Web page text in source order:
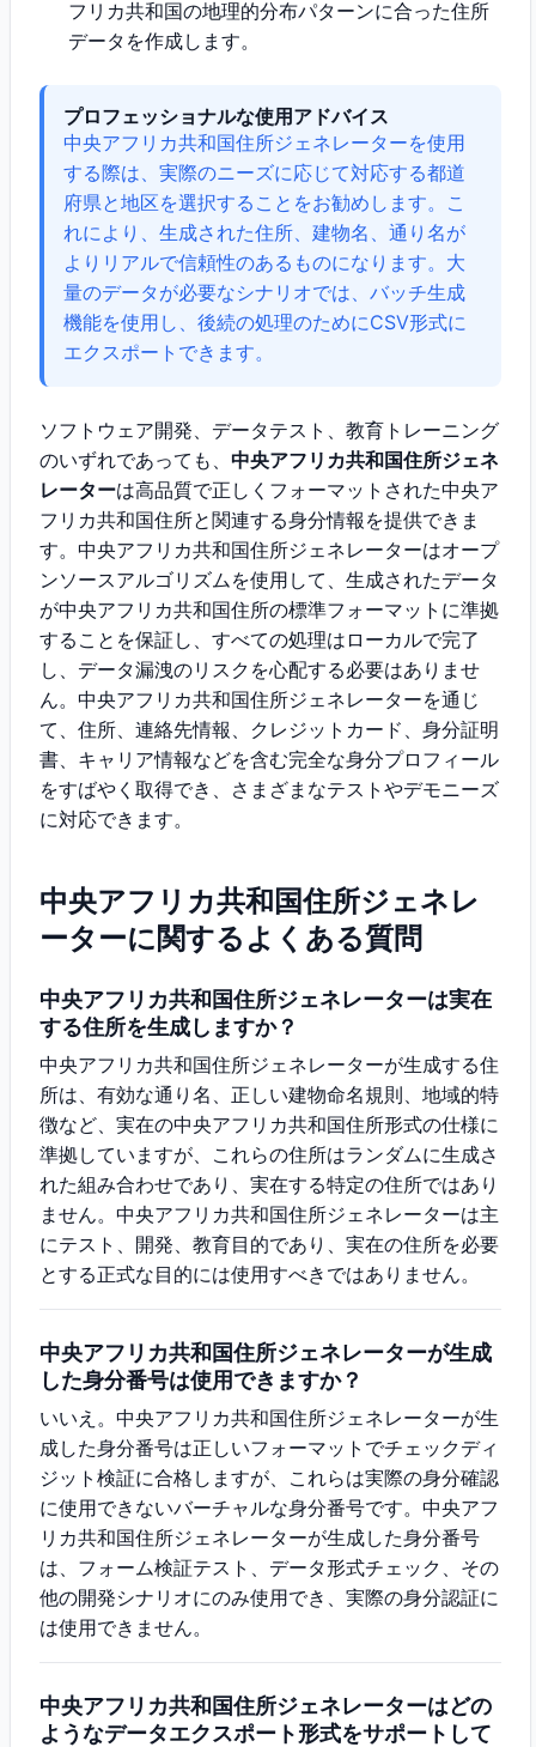
フリカ共和国の地理的分布パターンに合った住所
データを作成します。
プロフェッショナルな使用アドバイス
中央アフリカ共和国住所ジェネレーターを使用
する際は、実際のニーズに応じて対応する都道
府県と地区を選択することをお勧めします。こ
れにより、生成された住所、建物名、通り名が
よりリアルで信頼性のあるものになります。大
量のデータが必要なシナリオでは、バッチ生成
機能を使用し、後続の処理のためにCSV形式に
エクスポートできます。
ソフトウェア開発、データテスト、教育トレーニング
のいずれであっても、 中央アフリカ共和国住所ジェネ
レーターは高品質で正しくフォーマットされた中央ア
フリカ共和国住所と関連する身分情報を提供できま
す。中央アフリカ共和国住所ジェネレーターはオープ
ンソースアルゴリズムを使用して、生成されたデータ
が中央アフリカ共和国住所の標準フォーマットに準拠
することを保証し、すべての処理はローカルで完了
し、データ漏洩のリスクを心配する必要はありませ
ん。中央アフリカ共和国住所ジェネレーターを通じ
て、住所、連絡先情報、クレジットカード、身分証明
書、キャリア情報などを含む完全な身分プロフィール
をすばやく取得でき、さまざまなテストやデモニーズ
に対応できます。
中央アフリカ共和国住所ジェネレ
ーターに関するよくある質問
中央アフリカ共和国住所ジェネレーターは実在
する住所を生成しますか？
中央アフリカ共和国住所ジェネレーターが生成する住
所は、有効な通り名、正しい建物命名規則、地域的特
徴など、実在の中央アフリカ共和国住所形式の仕様に
準拠していますが、これらの住所はランダムに生成さ
れた組み合わせであり、実在する特定の住所ではあり
ません。中央アフリカ共和国住所ジェネレーターは主
にテスト、開発、教育目的であり、実在の住所を必要
とする正式な目的には使用すべきではありません。
中央アフリカ共和国住所ジェネレーターが生成
した身分番号は使用できますか？
いいえ。中央アフリカ共和国住所ジェネレーターが生
成した身分番号は正しいフォーマットでチェックディ
ジット検証に合格しますが、これらは実際の身分確認
に使用できないバーチャルな身分番号です。中央アフ
リカ共和国住所ジェネレーターが生成した身分番号
は、フォーム検証テスト、データ形式チェック、その
他の開発シナリオにのみ使用でき、実際の身分認証に
は使用できません。
中央アフリカ共和国住所ジェネレーターはどの
ようなデータエクスポート形式をサポートして